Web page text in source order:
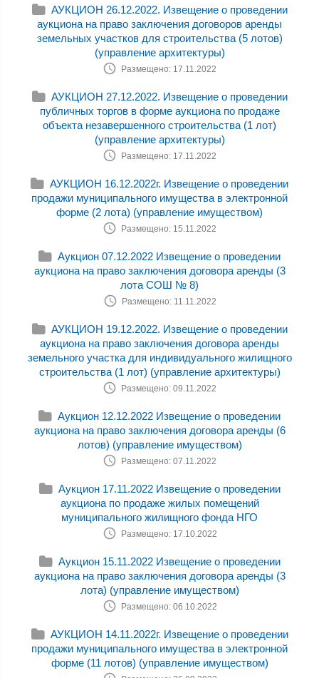
АУКЦИОН 26.12.2022. Извещение о проведении
аукциона на право заключения договоров аренды
земельных участков для строительства (5 лотов)
(управление архитектуры)
Размещено: 17.11.2022
АУКЦИОН 27.12.2022. Извещение о проведении
публичных торгов в форме аукциона по продаже
объекта незавершенного строительства (1 лот)
(управление архитектуры)
Размещено: 17.11.2022
АУКЦИОН 16.12.2022г. Извещение о проведении
продажи муниципального имущества в электронной
форме (2 лота) (управление имуществом)
Размещено: 15.11.2022
Аукцион 07.12.2022 Извещение о проведении
аукциона на право заключения договора аренды (3
лота СОШ № 8)
Размещено: 11.11.2022
АУКЦИОН 19.12.2022. Извещение о проведении
аукциона на право заключения договора аренды
земельного участка для индивидуального жилищного
строительства (1 лот) (управление архитектуры)
Размещено: 09.11.2022
Аукцион 12.12.2022 Извещение о проведении
аукциона на право заключения договора аренды (6
лотов) (управление имуществом)
Размещено: 07.11.2022
Аукцион 17.11.2022 Извещение о проведении
аукциона по продаже жилых помещений
муниципального жилищного фонда НГО
Размещено: 17.10.2022
Аукцион 15.11.2022 Извещение о проведении
аукциона на право заключения договора аренды (3
лота) (управление имуществом)
Размещено: 06.10.2022
АУКЦИОН 14.11.2022г. Извещение о проведении
продажи муниципального имущества в электронной
форме (11 лотов) (управление имуществом)